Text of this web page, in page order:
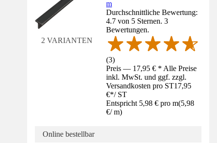
2 VARIANTEN
m
Durchschnittliche Bewertung:
4.7 von 5 Sternen. 3
Bewertungen.
(3)
Preis — 17,95 € * Alle Preise
inkl. MwSt. und ggf. zzgl.
Versandkosten pro ST17,95
€*/ ST
Entspricht 5,98 € pro m(5,98
€/ m)
Online bestellbar